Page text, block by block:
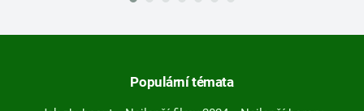
Populární témata